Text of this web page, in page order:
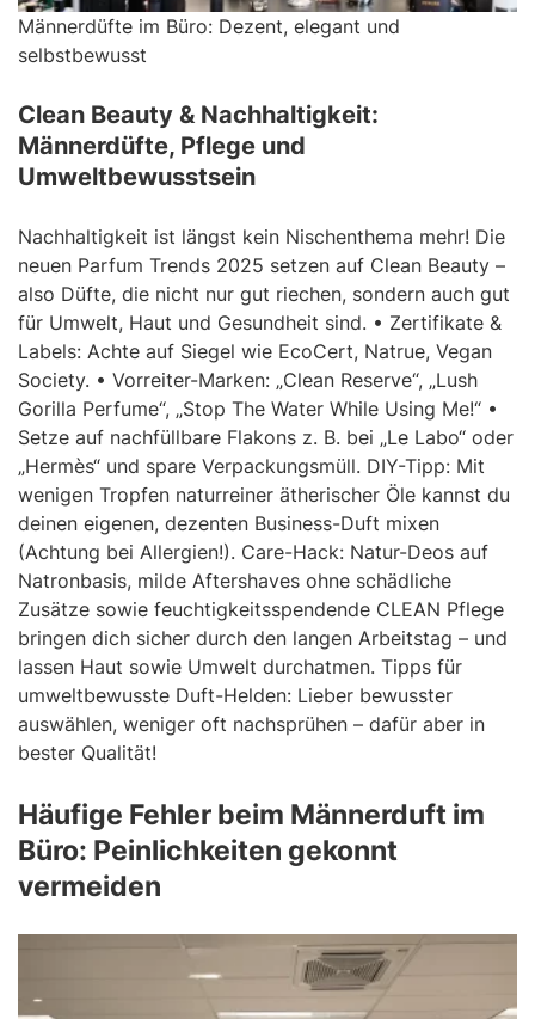
Männerdüfte im Büro: Dezent, elegant und
selbstbewusst
Clean Beauty & Nachhaltigkeit:
Männerdüfte, Pflege und
Umweltbewusstsein
Nachhaltigkeit ist längst kein Nischenthema mehr! Die
neuen Parfum Trends 2025 setzen auf Clean Beauty –
also Düfte, die nicht nur gut riechen, sondern auch gut
für Umwelt, Haut und Gesundheit sind. • Zertifikate &
Labels: Achte auf Siegel wie EcoCert, Natrue, Vegan
Society. • Vorreiter-Marken: „Clean Reserve“, „Lush
Gorilla Perfume“, „Stop The Water While Using Me!“ •
Setze auf nachfüllbare Flakons z. B. bei „Le Labo“ oder
„Hermès“ und spare Verpackungsmüll. DIY-Tipp: Mit
wenigen Tropfen naturreiner ätherischer Öle kannst du
deinen eigenen, dezenten Business-Duft mixen
(Achtung bei Allergien!). Care-Hack: Natur-Deos auf
Natronbasis, milde Aftershaves ohne schädliche
Zusätze sowie feuchtigkeitsspendende CLEAN Pflege
bringen dich sicher durch den langen Arbeitstag – und
lassen Haut sowie Umwelt durchatmen. Tipps für
umweltbewusste Duft-Helden: Lieber bewusster
auswählen, weniger oft nachsprühen – dafür aber in
bester Qualität!
Häufige Fehler beim Männerduft im
Büro: Peinlichkeiten gekonnt
vermeiden